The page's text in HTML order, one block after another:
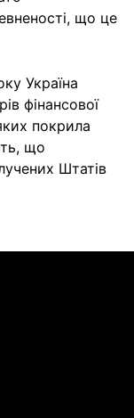
що це
Україна
фінансової
покрила
що
Штатів